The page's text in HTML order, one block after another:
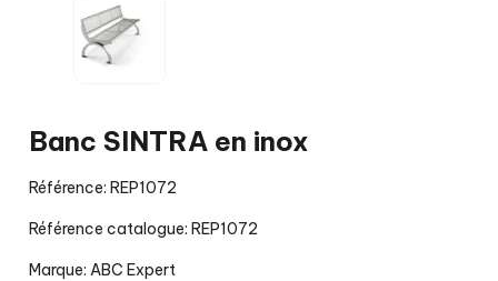
Banc SINTRA en inox
Référence: REP1072
Référence catalogue: REP1072
Marque: ABC Expert